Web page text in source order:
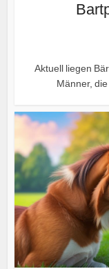
Aktuell liegen
Männer,